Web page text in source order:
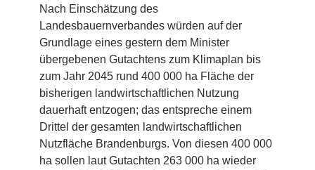
Nach Einschätzung des
Landesbauernverbandes würden auf der
Grundlage eines gestern dem Minister
übergebenen Gutachtens zum Klimaplan bis
zum Jahr 2045 rund 400 000 ha Fläche der
bisherigen landwirtschaftlichen Nutzung
dauerhaft entzogen; das entspreche einem
Drittel der gesamten landwirtschaftlichen
Nutzfläche Brandenburgs. Von diesen 400 000
ha sollen laut Gutachten 263 000 ha wieder